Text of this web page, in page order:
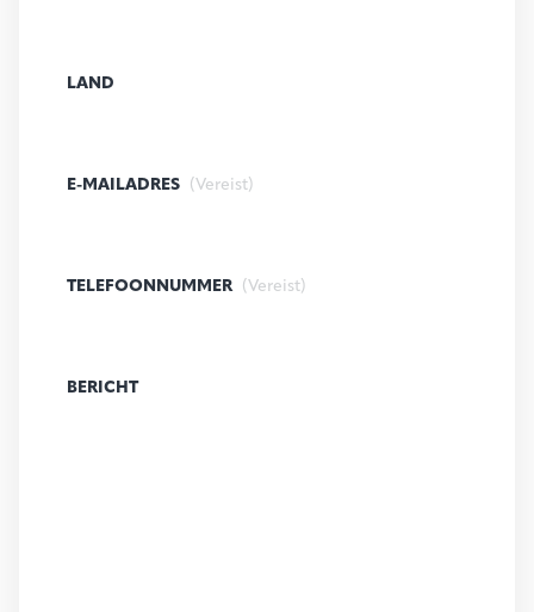
LAND
E-MAILADRES (Vereist)
TELEFOONNUMMER (Vereist)
BERICHT